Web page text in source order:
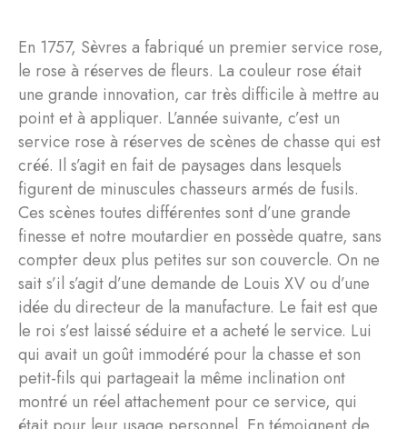
En 1757, Sèvres a fabriqué un premier service rose,
le rose à réserves de fleurs. La couleur rose était
une grande innovation, car très difficile à mettre au
point et à appliquer. L’année suivante, c’est un
service rose à réserves de scènes de chasse qui est
créé. Il s’agit en fait de paysages dans lesquels
figurent de minuscules chasseurs armés de fusils.
Ces scènes toutes différentes sont d’une grande
finesse et notre moutardier en possède quatre, sans
compter deux plus petites sur son couvercle. On ne
sait s’il s’agit d’une demande de Louis XV ou d’une
idée du directeur de la manufacture. Le fait est que
le roi s’est laissé séduire et a acheté le service. Lui
qui avait un goût immodéré pour la chasse et son
petit-fils qui partageait la même inclination ont
montré un réel attachement pour ce service, qui